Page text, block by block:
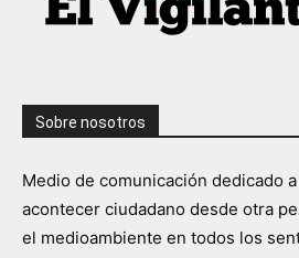
Sobre nosotros
Medio de comunicación dedicado
acontecer ciudadano desde otra
el medioambiente en todos los